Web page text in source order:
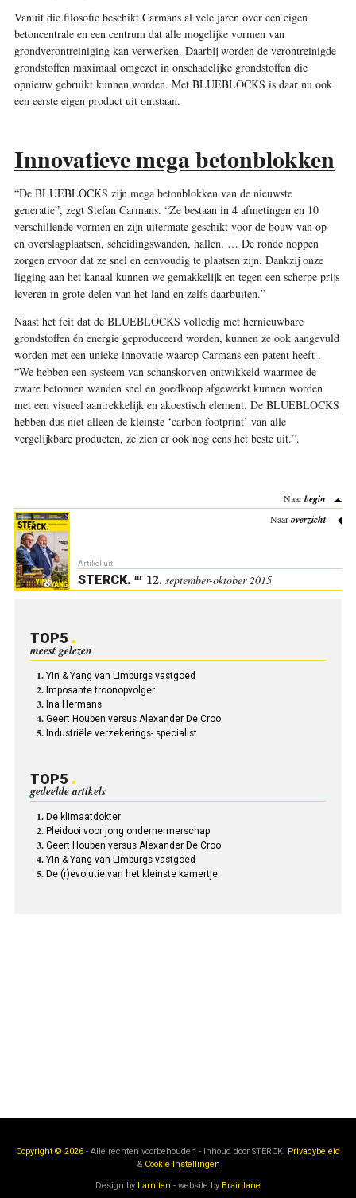
Vanuit die filosofie beschikt Carmans al vele jaren over een eigen
betoncentrale en een centrum dat alle mogelijke vormen van
grondverontreiniging kan verwerken. Daarbij worden de verontreinigde
grondstoffen maximaal omgezet in onschadelijke grondstoffen die
opnieuw gebruikt kunnen worden. Met BLUEBLOCKS is daar nu ook
een eerste eigen product uit ontstaan.
Innovatieve mega betonblokken
“De BLUEBLOCKS zijn mega betonblokken van de nieuwste
generatie”, zegt Stefan Carmans. “Ze bestaan in 4 afmetingen en 10
verschillende vormen en zijn uitermate geschikt voor de bouw van op-
en overslagplaatsen, scheidingswanden, hallen, … De ronde noppen
zorgen ervoor dat ze snel en eenvoudig te plaatsen zijn. Dankzij onze
ligging aan het kanaal kunnen we gemakkelijk en tegen een scherpe prijs
leveren in grote delen van het land en zelfs daarbuiten.”
Naast het feit dat de BLUEBLOCKS volledig met hernieuwbare
grondstoffen én energie geproduceerd worden, kunnen ze ook aangevuld
worden met een unieke innovatie waarop Carmans een patent heeft .
“We hebben een systeem van schanskorven ontwikkeld waarmee de
zware betonnen wanden snel en goedkoop afgewerkt kunnen worden
met een visueel aantrekkelijk en akoestisch element. De BLUEBLOCKS
hebben dus niet alleen de kleinste ‘carbon footprint’ van alle
vergelijkbare producten, ze zien er ook nog eens het beste uit.”.
Naarbegin
Naaroverzicht
Artikel uit:
STERCK. nr12. september-oktober 2015
TOP5
meest gelezen
Yin & Yang van Limburgs vastgoed
Imposante troonopvolger
Ina Hermans
Geert Houben versus Alexander De Croo
Industriële verzekerings- specialist
TOP5
gedeelde artikels
De klimaatdokter
Pleidooi voor jong ondernermerschap
Geert Houben versus Alexander De Croo
Yin & Yang van Limburgs vastgoed
De (r)evolutie van het kleinste kamertje
Copyright © 2026 - Alle rechten voorbehouden - Inhoud door STERCK. Privacybeleid
& Cookie Instellingen
Design by I am ten - website by Brainlane